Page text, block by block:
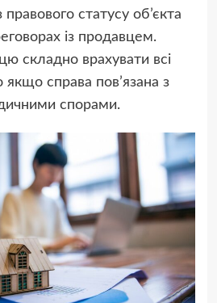
правового статусу об’єкта
із продавцем.
складно врахувати всі
справа пов’язана з
спорами.